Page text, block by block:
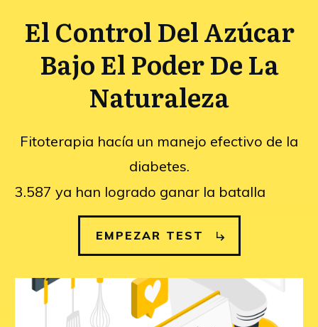
El Control Del Azúcar
Bajo El Poder De La
Naturaleza
Fitoterapia hacía un manejo efectivo de la
diabetes.
3.587 ya han logrado ganar la batalla
EMPEZAR TEST